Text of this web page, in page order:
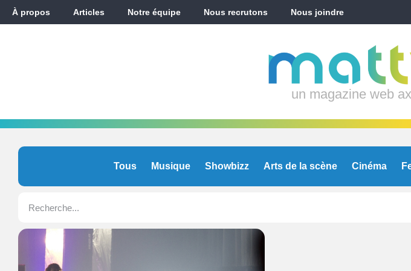
À propos Articles Notre équipe Nous recrutons Nous joindre
un magazine web
Tous Musique Showbizz Arts de la scène Cinéma